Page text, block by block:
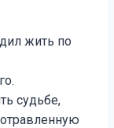
жить по
судьбе,